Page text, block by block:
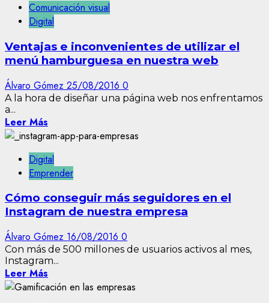
Comunicación visual
Digital
Ventajas e inconvenientes de utilizar el
menú hamburguesa en nuestra web
Álvaro Gómez 25/08/2016 0
A la hora de diseñar una página web nos enfrentamos
a...
Leer Más
Digital
Emprender
Cómo conseguir más seguidores en el
Instagram de nuestra empresa
Álvaro Gómez 16/08/2016 0
Con más de 500 millones de usuarios activos al mes,
Instagram...
Leer Más